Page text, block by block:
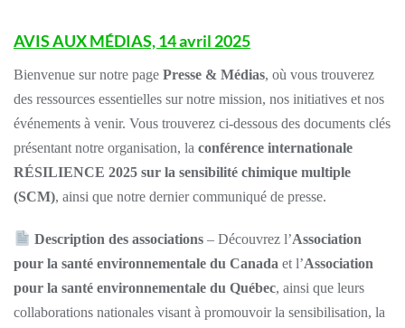
AVIS AUX MÉDIAS, 14 avril 2025
Bienvenue sur notre page Presse & Médias, où vous trouverez
des ressources essentielles sur notre mission, nos initiatives et nos
événements à venir. Vous trouverez ci-dessous des documents clés
présentant notre organisation, la conférence internationale
RÉSILIENCE 2025 sur la sensibilité chimique multiple
(SCM), ainsi que notre dernier communiqué de presse.
Description des associations – Découvrez l’Association
pour la santé environnementale du Canada et l’Association
pour la santé environnementale du Québec, ainsi que leurs
collaborations nationales visant à promouvoir la sensibilisation, la